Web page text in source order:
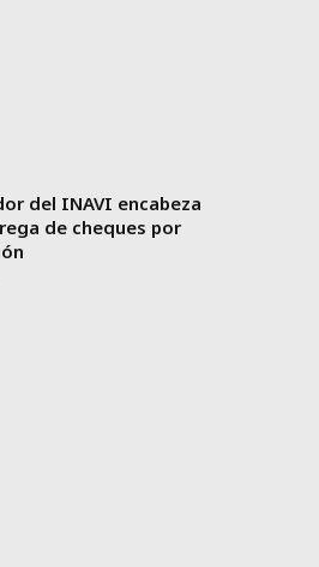
del INAVI encabeza
de cheques por